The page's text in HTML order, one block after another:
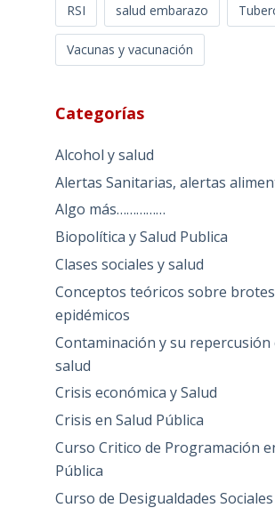
RSI salud embarazo
Vacunas y vacunación
Categorías
Alcohol y salud
Alertas Sanitarias, alertas
Algo más……………
Biopolítica y Salud Publica
Clases sociales y salud
Conceptos teóricos sobre brotes
epidémicos
Contaminación y su repercusión
salud
Crisis económica y Salud
Crisis en Salud Pública
Curso Critico de Programación
Pública
Curso de Desigualdades